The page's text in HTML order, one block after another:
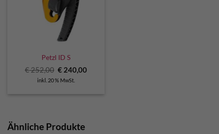
Petzl ID S
€252,00 Ursprünglicher
war:
€ 240,00Aktueller
inkl. 20 % MwSt.
Ähnliche Produkte